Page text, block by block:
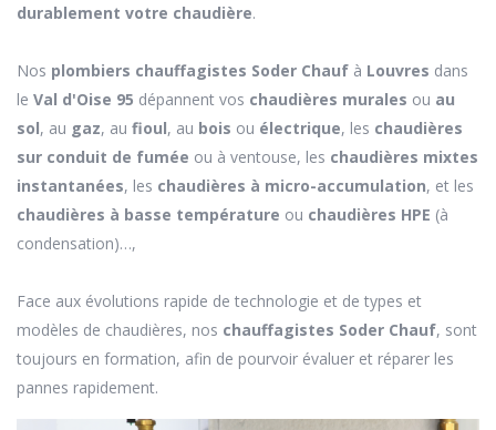
durablement votre chaudière.
Nos plombiers chauffagistes Soder Chauf à Louvres dans
le Val d'Oise 95 dépannent vos chaudières murales ou au
sol, au gaz, au fioul, au bois ou électrique, les chaudières
sur conduit de fumée ou à ventouse, les chaudières mixtes
instantanées, les chaudières à micro-accumulation, et les
chaudières à basse température ou chaudières HPE (à
condensation)…,
Face aux évolutions rapide de technologie et de types et
modèles de chaudières, nos chauffagistes Soder Chauf, sont
toujours en formation, afin de pourvoir évaluer et réparer les
pannes rapidement.